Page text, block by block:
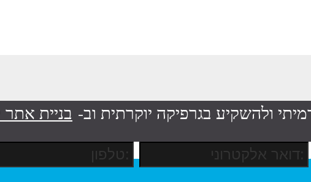
ולהשקיע בגרפיקה יוקרתית וב- בניית אתר